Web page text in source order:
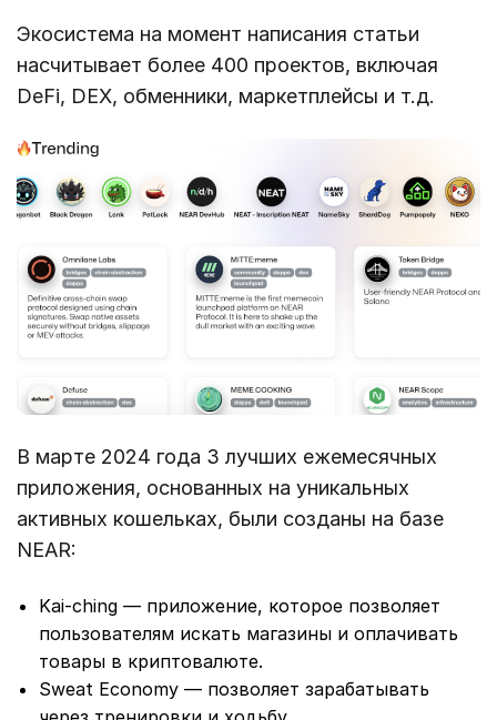
Экосистема на момент написания статьи
насчитывает более 400 проектов, включая
DeFi, DEX, обменники, маркетплейсы и т.д.
В марте 2024 года 3 лучших ежемесячных
приложения, основанных на уникальных
активных кошельках, были созданы на базе
NEAR:
Kai-ching — приложение, которое позволяет
пользователям искать магазины и оплачивать
товары в криптовалюте.
Sweat Economy — позволяет зарабатывать